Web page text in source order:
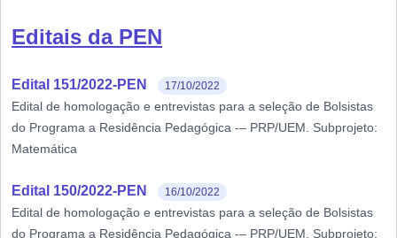
Editais da PEN
Edital 151/2022-PEN 17/10/2022
Edital de homologação e entrevistas para a seleção de Bolsistas
do Programa a Residência Pedagógica -– PRP/UEM. Subprojeto:
Matemática
Edital 150/2022-PEN 16/10/2022
Edital de homologação e entrevistas para a seleção de Bolsistas
do Programa a Residência Pedagógica -– PRP/UEM. Subprojeto: